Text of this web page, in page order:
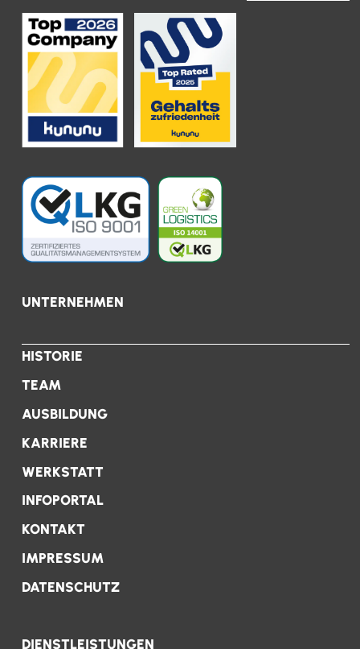
UNTERNEHMEN
HISTORIE
TEAM
AUSBILDUNG
KARRIERE
WERKSTATT
INFOPORTAL
KONTAKT
IMPRESSUM
DATENSCHUTZ
DIENSTLEISTUNGEN